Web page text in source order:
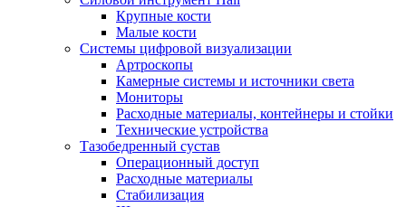
Крупные кости
Малые кости
Системы цифровой визуализации
Артроскопы
Камерные системы и источники света
Мониторы
Расходные материалы, контейнеры и стойки
Технические устройства
Тазобедренный сустав
Операционный доступ
Расходные материалы
Стабилизация